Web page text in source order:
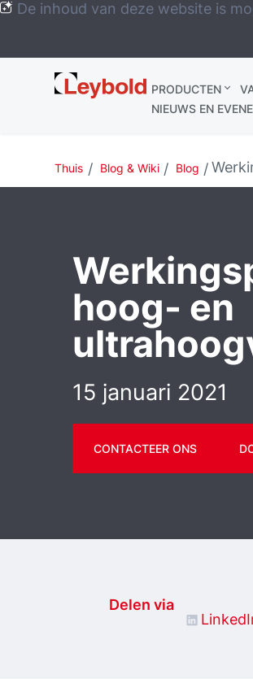
De inhoud van deze website is
Leybold
Global
PRODUCTEN
NIEUWS EN
Thuis Blog & Wiki Blog
hoog- en
15 januari 2021
CONTACTEER ONS
Delen via